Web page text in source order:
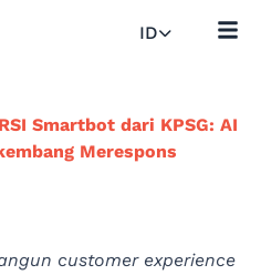
ID
Smartbot dari KPSG: AI
Merespons
customer experience